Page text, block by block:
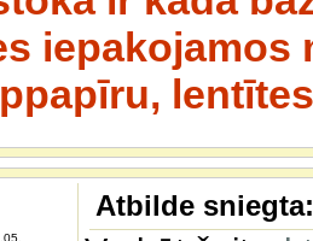
iepakojamos
Atbilde